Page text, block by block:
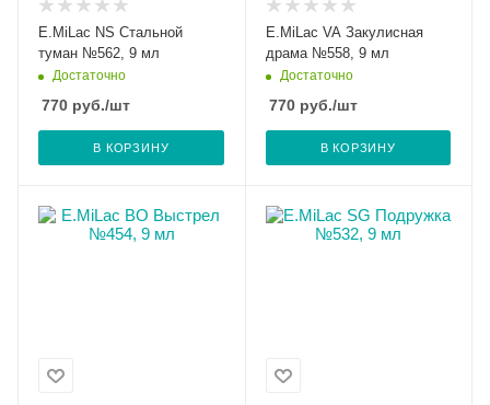
E.MiLac NS Стальной
туман №562, 9 мл
Достаточно
770 руб./шт
В КОРЗИНУ
E.MiLac VA Закулисная
драма №558, 9 мл
Достаточно
770руб./шт
В КОРЗИНУ